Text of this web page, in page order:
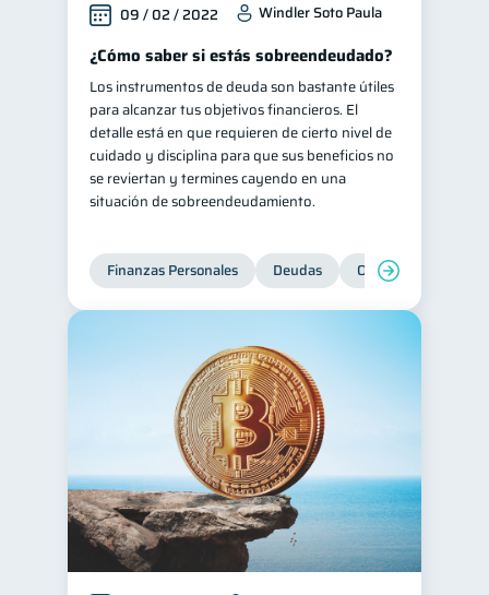
09 / 02 / 2022 Windler Soto Paula
¿Cómo saber si estás sobreendeudado?
Los instrumentos de deuda son bastante útiles
para alcanzar tus objetivos financieros. El
detalle está en que requieren de cierto nivel de
cuidado y disciplina para que sus beneficios no
se reviertan y termines cayendo en una
situación de sobreendeudamiento.
Finanzas Personales Deudas Organización